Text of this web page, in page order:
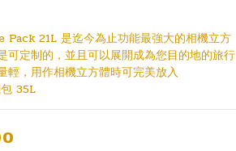
21L 是迄今為止功能最強大的相機立方
可定制的，並且可以展開成為您目的地的旅行
輕，用作相機立方體時可完美放入
35L